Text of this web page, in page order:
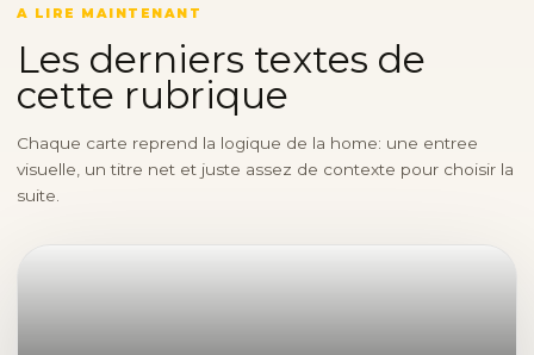
A LIRE MAINTENANT
Les derniers textes de
cette rubrique
Chaque carte reprend la logique de la home: une entree
visuelle, un titre net et juste assez de contexte pour choisir la
suite.